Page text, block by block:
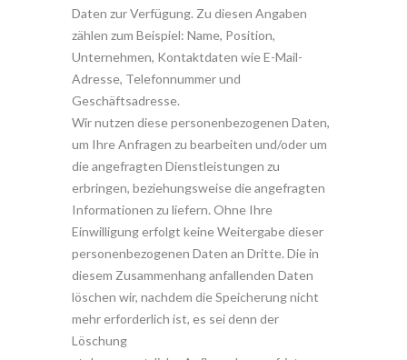
Daten zur Verfügung. Zu diesen Angaben
zählen zum Beispiel: Name, Position,
Unternehmen, Kontaktdaten wie E-Mail-
Adresse, Telefonnummer und
Geschäftsadresse.
Wir nutzen diese personenbezogenen Daten,
um Ihre Anfragen zu bearbeiten und/oder um
die angefragten Dienstleistungen zu
erbringen, beziehungsweise die angefragten
Informationen zu liefern. Ohne Ihre
Einwilligung erfolgt keine Weitergabe dieser
personenbezogenen Daten an Dritte. Die in
diesem Zusammenhang anfallenden Daten
löschen wir, nachdem die Speicherung nicht
mehr erforderlich ist, es sei denn der
Löschung